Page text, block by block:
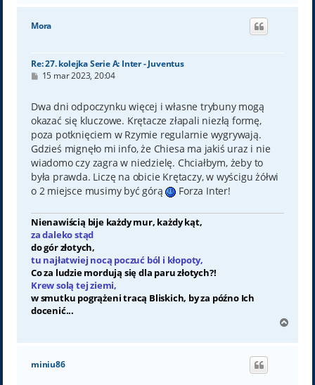
g
Mora
Re: 27. kolejka Serie A: Inter - Juventus
P
t
15 mar 2023, 20:04
Dwa dni odpoczynku więcej i własne trybuny mogą
okazać się kluczowe. Krętacze złapali niezłą formę,
poza potknięciem w Rzymie regularnie wygrywają.
Gdzieś mignęło mi info, że Chiesa ma jakiś uraz i nie
wiadomo czy zagra w niedzielę. Chciałbym, żeby to
była prawda. Liczę na obicie Krętaczy, w wyścigu żółwi
o 2 miejsce musimy być górą
Forza Inter!
Nienawiścią bije każdy mur, każdy kąt,
za daleko stąd
do gór złotych,
tu najłatwiej nocą poczuć ból i kłopoty,
Co za ludzie mordują się dla paru złotych?!
Krew solą tej ziemi,
w smutku pogrążeni tracą Bliskich, by za późno Ich
docenić...
g
miniu86